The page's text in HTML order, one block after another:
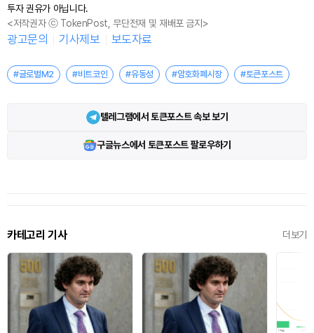
투자 권유가 아닙니다.
<저작권자 ⓒ TokenPost, 무단전재 및 재배포 금지>
광고문의 기사제보 보도자료
#글로벌M2 #비트코인 #유동성 #암호화폐시장 #토큰포스트
텔레그램에서 토큰포스트 속보 보기
구글뉴스에서 토큰포스트 팔로우하기
카테고리 기사 더보기